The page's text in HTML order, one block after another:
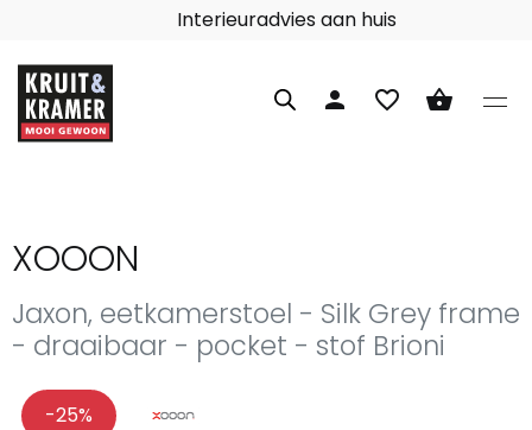
Interieuradvies aan huis
person favorite_border shopping_basket
XOOON
Jaxon, eetkamerstoel - Silk Grey frame
- draaibaar - pocket - stof Brioni
-25%